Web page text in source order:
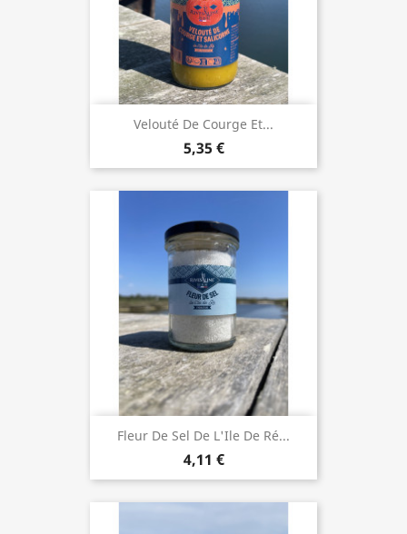
Velouté De Courge Et...
5,35 €
Fleur De Sel De L'Ile De Ré...
4,11 €